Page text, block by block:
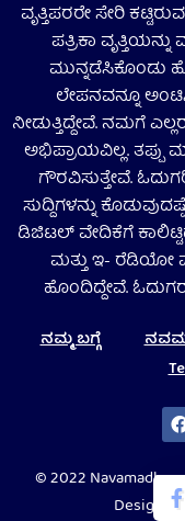
ವೃತ್ತಿಪರರೇ ಸೇರಿ
ಪತ್ರಿಕಾ
ಮುನ್ನಡೆಸಿಕೊಂಡು
ಲೇಪನವನ್ನೂ
ನೀಡುತ್ತಿದ್ದೇವೆ. ನಮಗೆ
ಅಭಿಪ್ರಾಯವಿಲ್ಲ. ತಪ್ಪು
ಗೌರವಿಸುತ್ತೇವೆ.
ಸುದ್ದಿಗಳನ್ನು
ಡಿಜಿಟಲ್‌ ವೇದಿಕೆಗೆ
ಮತ್ತು ಇ- ರೆಡಿಯೋ
ಹೊಂದಿದ್ದೇವೆ.
ನಮ್ಮ ಬಗ್ಗೆ
© 2022